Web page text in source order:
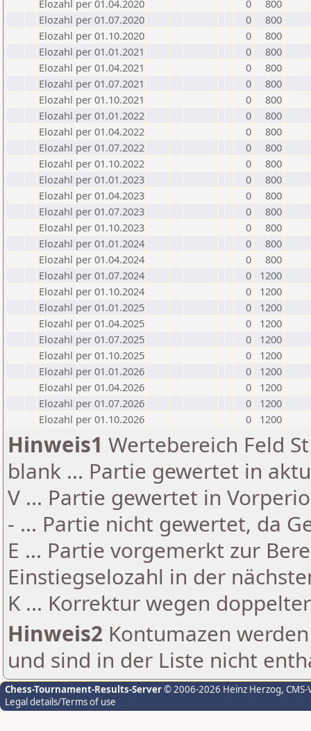
Elozahl per 01.04.2020
0
800
Elozahl per 01.07.2020
0
800
Elozahl per 01.10.2020
0
800
Elozahl per 01.01.2021
0
800
Elozahl per 01.04.2021
0
800
Elozahl per 01.07.2021
0
800
Elozahl per 01.10.2021
0
800
Elozahl per 01.01.2022
0
800
Elozahl per 01.04.2022
0
800
Elozahl per 01.07.2022
0
800
Elozahl per 01.10.2022
0
800
Elozahl per 01.01.2023
0
800
Elozahl per 01.04.2023
0
800
Elozahl per 01.07.2023
0
800
Elozahl per 01.10.2023
0
800
Elozahl per 01.01.2024
0
800
Elozahl per 01.04.2024
0
800
Elozahl per 01.07.2024
0
1200
Elozahl per 01.10.2024
0
1200
Elozahl per 01.01.2025
0
1200
Elozahl per 01.04.2025
0
1200
Elozahl per 01.07.2025
0
1200
Elozahl per 01.10.2025
0
1200
Elozahl per 01.01.2026
0
1200
Elozahl per 01.04.2026
0
1200
Elozahl per 01.07.2026
0
1200
Elozahl per 01.10.2026
0 1200
Hinweis1 Wertebereich Feld
blank ... Partie gewertet in
V ... Partie gewertet in
- ... Partie nicht gewertet, da
E ... Partie vorgemerkt zur
Einstiegselozahl in der
K ... Korrektur wegen
Hinweis2 Kontumazen
und sind in der Liste nicht
Chess-Tournament-Results-Server© 2006-2026 Heinz Herzog,
Legal details/Terms of use